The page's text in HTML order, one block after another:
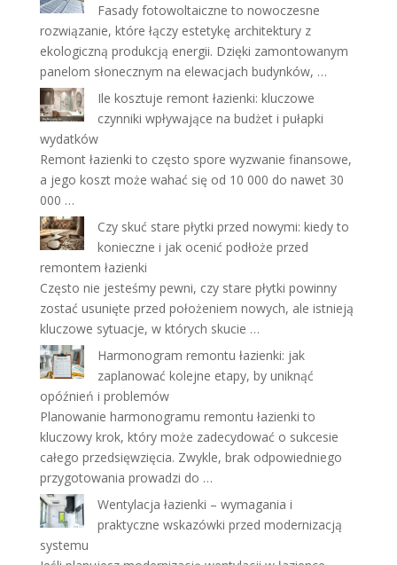
Fasady fotowoltaiczne to nowoczesne
rozwiązanie, które łączy estetykę architektury z
ekologiczną produkcją energii. Dzięki zamontowanym
panelom słonecznym na elewacjach budynków, …
Ile kosztuje remont łazienki: kluczowe
czynniki wpływające na budżet i pułapki
wydatków
Remont łazienki to często spore wyzwanie finansowe,
a jego koszt może wahać się od 10 000 do nawet 30
000 …
Czy skuć stare płytki przed nowymi: kiedy to
konieczne i jak ocenić podłoże przed
remontem łazienki
Często nie jesteśmy pewni, czy stare płytki powinny
zostać usunięte przed położeniem nowych, ale istnieją
kluczowe sytuacje, w których skucie …
Harmonogram remontu łazienki: jak
zaplanować kolejne etapy, by uniknąć
opóźnień i problemów
Planowanie harmonogramu remontu łazienki to
kluczowy krok, który może zadecydować o sukcesie
całego przedsięwzięcia. Zwykle, brak odpowiedniego
przygotowania prowadzi do …
Wentylacja łazienki – wymagania i
praktyczne wskazówki przed modernizacją
systemu